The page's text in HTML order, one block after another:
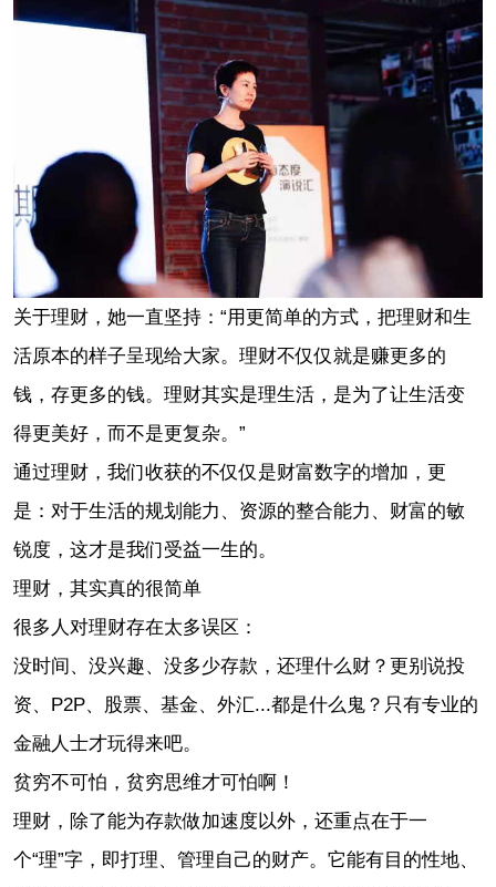
关于理财，她一直坚持：“用更简单的方式，把理财和生
活原本的样子呈现给大家。理财不仅仅就是赚更多的
钱，存更多的钱。理财其实是理生活，是为了让生活变
得更美好，而不是更复杂。”
通过理财，我们收获的不仅仅是财富数字的增加，更
是：对于生活的规划能力、资源的整合能力、财富的敏
锐度，这才是我们受益一生的。
理财，其实真的很简单
很多人对理财存在太多误区：
没时间、没兴趣、没多少存款，还理什么财？更别说投
资、P2P、股票、基金、外汇...都是什么鬼？只有专业的
金融人士才玩得来吧。
贫穷不可怕，贫穷思维才可怕啊！
理财，除了能为存款做加速度以外，还重点在于一
个“理”字，即打理、管理自己的财产。它能有目的性地、